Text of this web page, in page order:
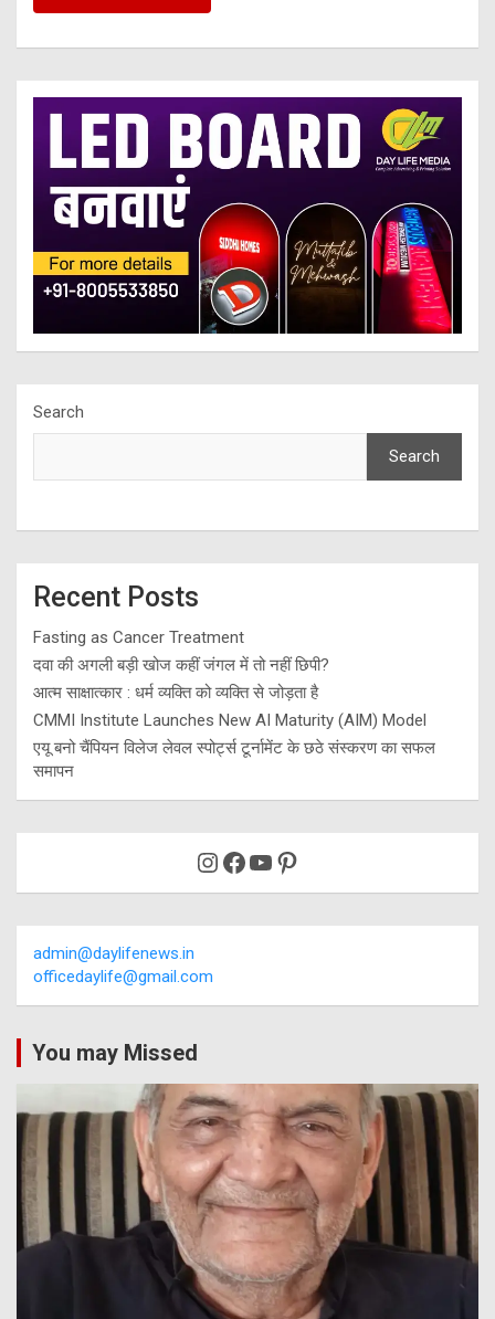
Search
Search
Recent Posts
Fasting as Cancer Treatment
दवा की अगली बड़ी खोज कहीं जंगल में तो नहीं छिपी?
आत्म साक्षात्कार : धर्म व्यक्ति को व्यक्ति से जोड़ता है
CMMI Institute Launches New AI Maturity (AIM) Model
एयू बनो चैंपियन विलेज लेवल स्पोर्ट्स टूर्नामेंट के छठे संस्करण का सफल
समापन
Instagram
Facebook
YouTube
Pinterest
admin@daylifenews.in
officedaylife@gmail.com
You may Missed